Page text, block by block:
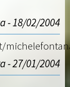
- 18/02/2004
- 27/01/2004